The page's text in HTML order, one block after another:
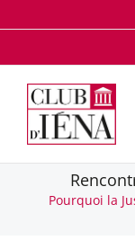
au
Pourquoi la